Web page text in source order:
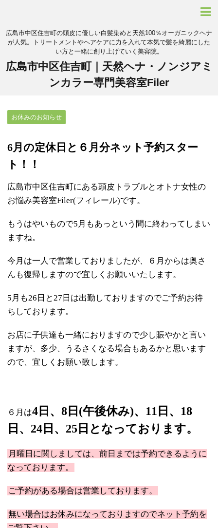
広島市中区住吉町の頭皮に優しい白髪染めと天然100％オーガニックヘナ
が人気。トリートメントやヘアケアに力を入れて本気で髪を綺麗にした
い方と一緒に創り上げていく美容院。
広島市中区住吉町｜天然ヘナ・ノンジアミ
ンカラー専門美容室Filer
お休みのお知らせ
6月の定休日と６月分ネット予約スター
ト！！
広島市中区住吉町にある頭皮トラブルとオトナ女性の
お悩み美容室Filer(フィレール)です。
もうはやいもので5月もあっという間に終わってしまい
ますね。
今月は一人で営業しておりましたが、６月からは奥さ
んも復帰しますので宜しくお願いいたします。
5月も26日と27日は出勤しておりますのでご予約お待
ちしております。
お店に子供達も一緒におりますので少し賑やかと言い
ますが、多少、うるさくなる場合もあるかと思います
ので、宜しくお願い致します。
６月は4日、8日(午後休み)、11日、18
日、24日、25日となっております。
月曜日に関しましては、前日までは予約できるように
なっております。
ご予約がある場合は営業しております。
無い場合はお休みになっておりますのでネット予約を